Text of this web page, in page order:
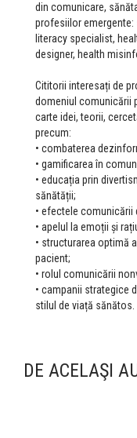
din comunicare,
profesiilor emergente:
literacy specialist,
designer, health
Cititorii interesați de
domeniul comunicării
carte idei, teorii,
precum:
• combaterea
• gamificarea în
• educația prin
sănătății;
• efectele
• apelul la emoții și
• structurarea optimă
pacient;
• rolul comunicării
• campanii strategice
stilul de viață sănătos.
DE ACELAŞI